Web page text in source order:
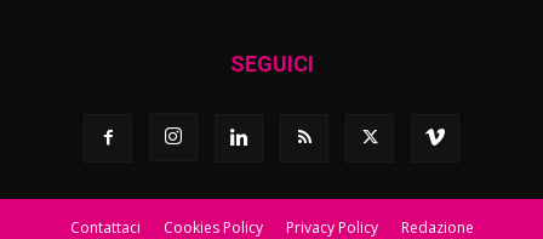
SEGUICI
Contattaci Cookies Policy Privacy Policy Redazione